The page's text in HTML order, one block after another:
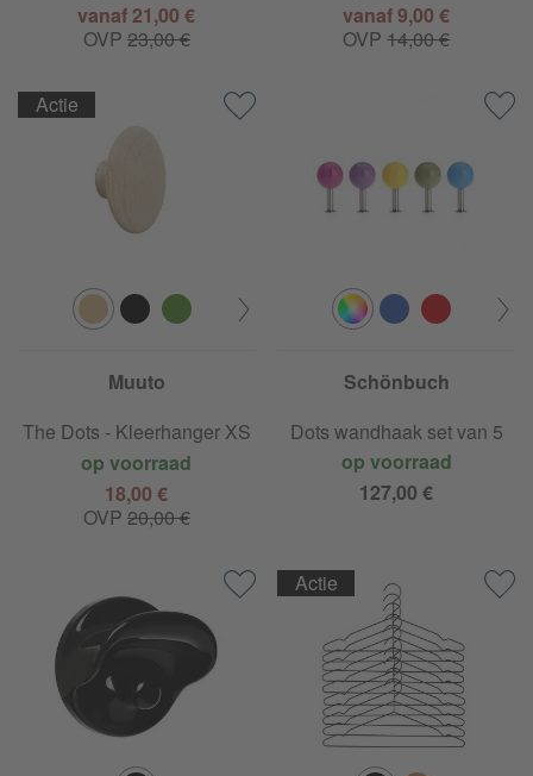
vanaf 21,00 €
OVP 23,00 €
vanaf 9,00 €
OVP14,00 €
Muuto
The Dots - Kleerhanger XS
op voorraad
18,00 €
OVP 20,00 €
Actie
Schönbuch
Dots wandhaak set van 5
op voorraad
127,00 €
Actie